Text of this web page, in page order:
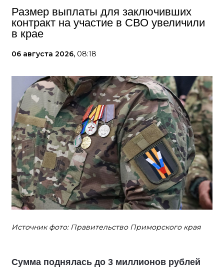
Размер выплаты для заключивших
контракт на участие в СВО увеличили
в крае
06 августа 2026, 08:18
Источник фото: Правительство Приморского края
Сумма поднялась до 3 миллионов рублей